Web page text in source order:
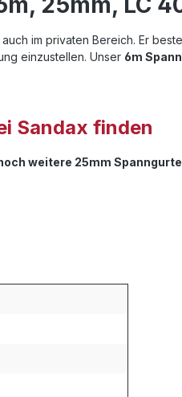
, auch im privaten Bereich. Er
einzustellen. Unser 6m
Sandax finden
weitere 25mm Spanngurte